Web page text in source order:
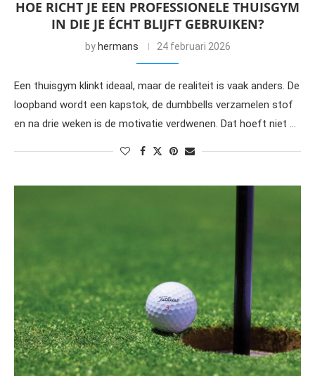
HOE RICHT JE EEN PROFESSIONELE THUISGYM
IN DIE JE ÉCHT BLIJFT GEBRUIKEN?
by hermans 24 februari 2026
Een thuisgym klinkt ideaal, maar de realiteit is vaak anders. De
loopband wordt een kapstok, de dumbbells verzamelen stof
en na drie weken is de motivatie verdwenen. Dat hoeft niet …